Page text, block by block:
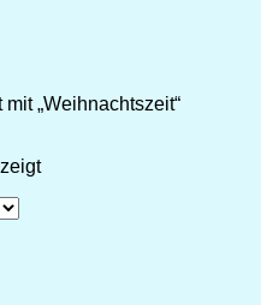
„Weihnachtszeit“
Nach